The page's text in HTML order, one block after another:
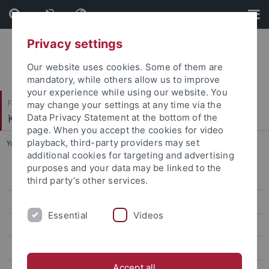
Skip
to
content
Skip
to
footer
Faculty of Humanities
Korean Studies
You are here: Home ... Aktuelles SS 2017
Aktuelles WiSe 2025/26
News and Events - Wintersemester 2024/25
Privacy settings
Our website uses cookies. Some of them are
mandatory, while others allow us to improve
your experience while using our website. You
may change your settings at any time via the
Data Privacy Statement at the bottom of the
page. When you accept the cookies for video
playback, third-party providers may set
additional cookies for targeting and advertising
purposes and your data may be linked to the
third party’s other services.
Essential Videos